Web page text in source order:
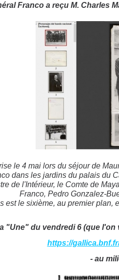
Franco a reçu M. Charles
le 4 mai lors du séjour de
dans les jardins du palais du
de l'Intérieur, le Comte de
Franco, Pedro Gonzalez-
est le sixième, au premier plan,
"Une" du vendredi 6 (que
https://
- au